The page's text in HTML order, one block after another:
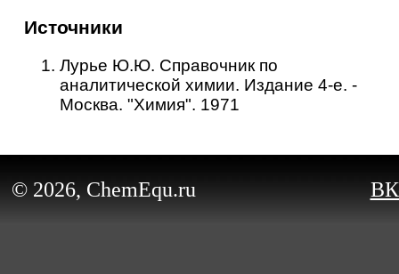
Источники
Лурье Ю.Ю. Справочник по
аналитической химии. Издание 4-е. -
Москва. "Химия". 1971
© 2026, ChemEqu.ru